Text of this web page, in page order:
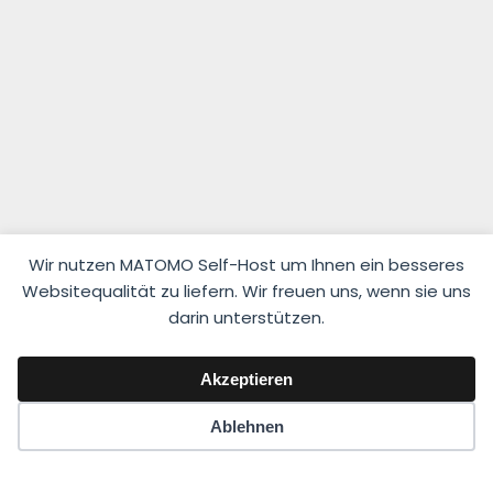
Wir nutzen MATOMO Self-Host um Ihnen ein besseres
Websitequalität zu liefern. Wir freuen uns, wenn sie uns
darin unterstützen.
Akzeptieren
Ablehnen
© 2026 Fahrlehrerverband Niedersachsen e.V.
Impressum·Datenschutzerklärung